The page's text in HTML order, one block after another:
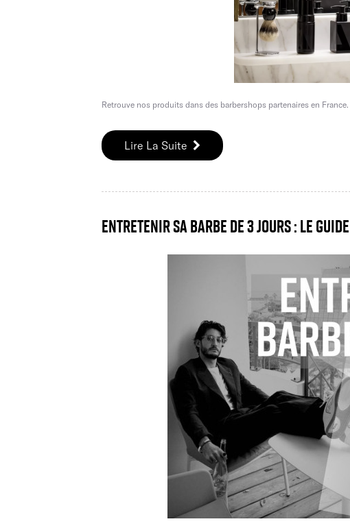
Retrouve nos produits dans des barbershops partenaires en
Lire La Suite
Entretenir sa barbe de 3 jours : le